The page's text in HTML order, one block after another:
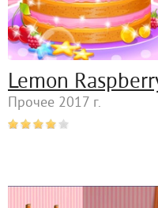
Lemon
Прочее 2017 г.